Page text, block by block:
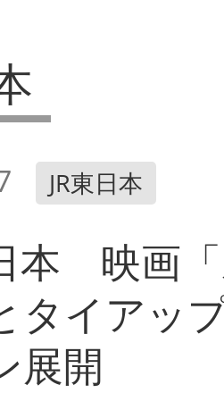
JR東日本
本 映画
タイアッ
展開